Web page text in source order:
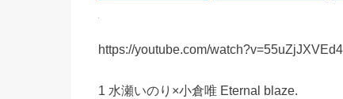
https://youtube.com/watch?v=55uZjJXVEd4
1 水瀬いのり×小倉唯 Eternal blaze.